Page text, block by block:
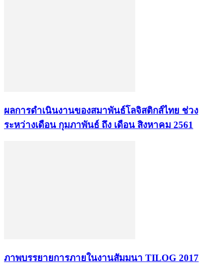
ผลการดำเนินงานของสมาพันธ์โลจิสติกส์ไทย ช่วง
ระหว่างเดือน กุมภาพันธ์ ถึง เดือน สิงหาคม 2561
ภาพบรรยายการภายในงานสัมมนา TILOG 2017